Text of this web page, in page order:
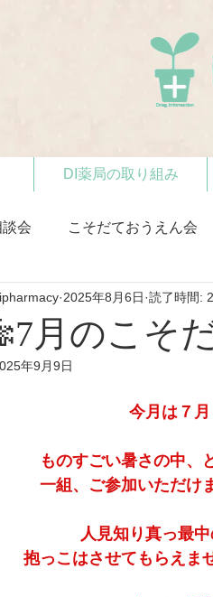
DI薬局の取り組み
会 こそだておうえん会
室
月のこそ
2025年8月6日 読了時間:
年9月9日
今月は７月
ものすごい暑さの中、
一組、ご参加いただけ
人見知り真っ最
抱っこはさせてもらえま